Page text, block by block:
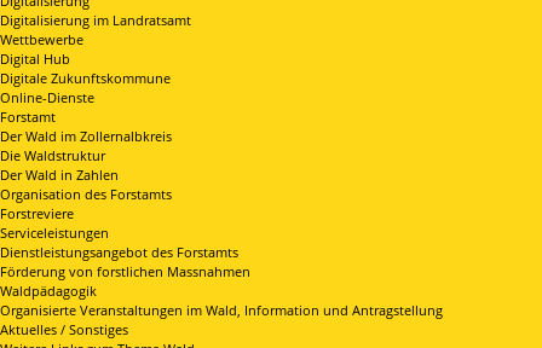
Digitalisierung im Landratsamt
Wettbewerbe
Digital Hub
Digitale Zukunftskommune
Online-Dienste
Forstamt
Der Wald im Zollernalbkreis
Die Waldstruktur
Der Wald in Zahlen
Organisation des Forstamts
Forstreviere
Serviceleistungen
Dienstleistungsangebot des Forstamts
Förderung von forstlichen Massnahmen
Waldpädagogik
Organisierte Veranstaltungen im Wald, Information und Antragstellung
Aktuelles / Sonstiges